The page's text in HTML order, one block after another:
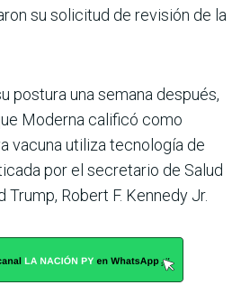
su solicitud de revisión de la
postura una semana después,
Moderna calificó como
vacuna utiliza tecnología de
por el secretario de Salud
Robert F. Kennedy Jr.